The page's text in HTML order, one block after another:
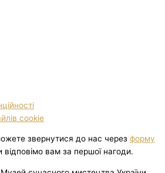
cookie
звернутися до нас через форму
відповімо вам за першої нагоди.